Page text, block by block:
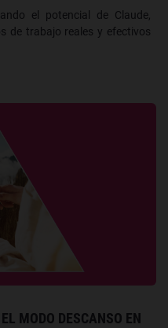
el potencial de Claude,
de trabajo reales y efectivos
MODO DESCANSO EN